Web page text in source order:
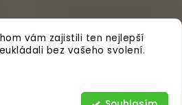
vám zajistili ten nejlepší
bez vašeho svolení.